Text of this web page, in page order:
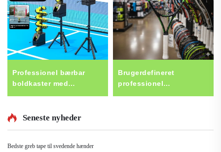
Professionel bærbar
boldkaster med
tennis træningsudstyr i
Brugerdefineret
professionel
Seneste nyheder
Bedste greb tape til svedende hænder